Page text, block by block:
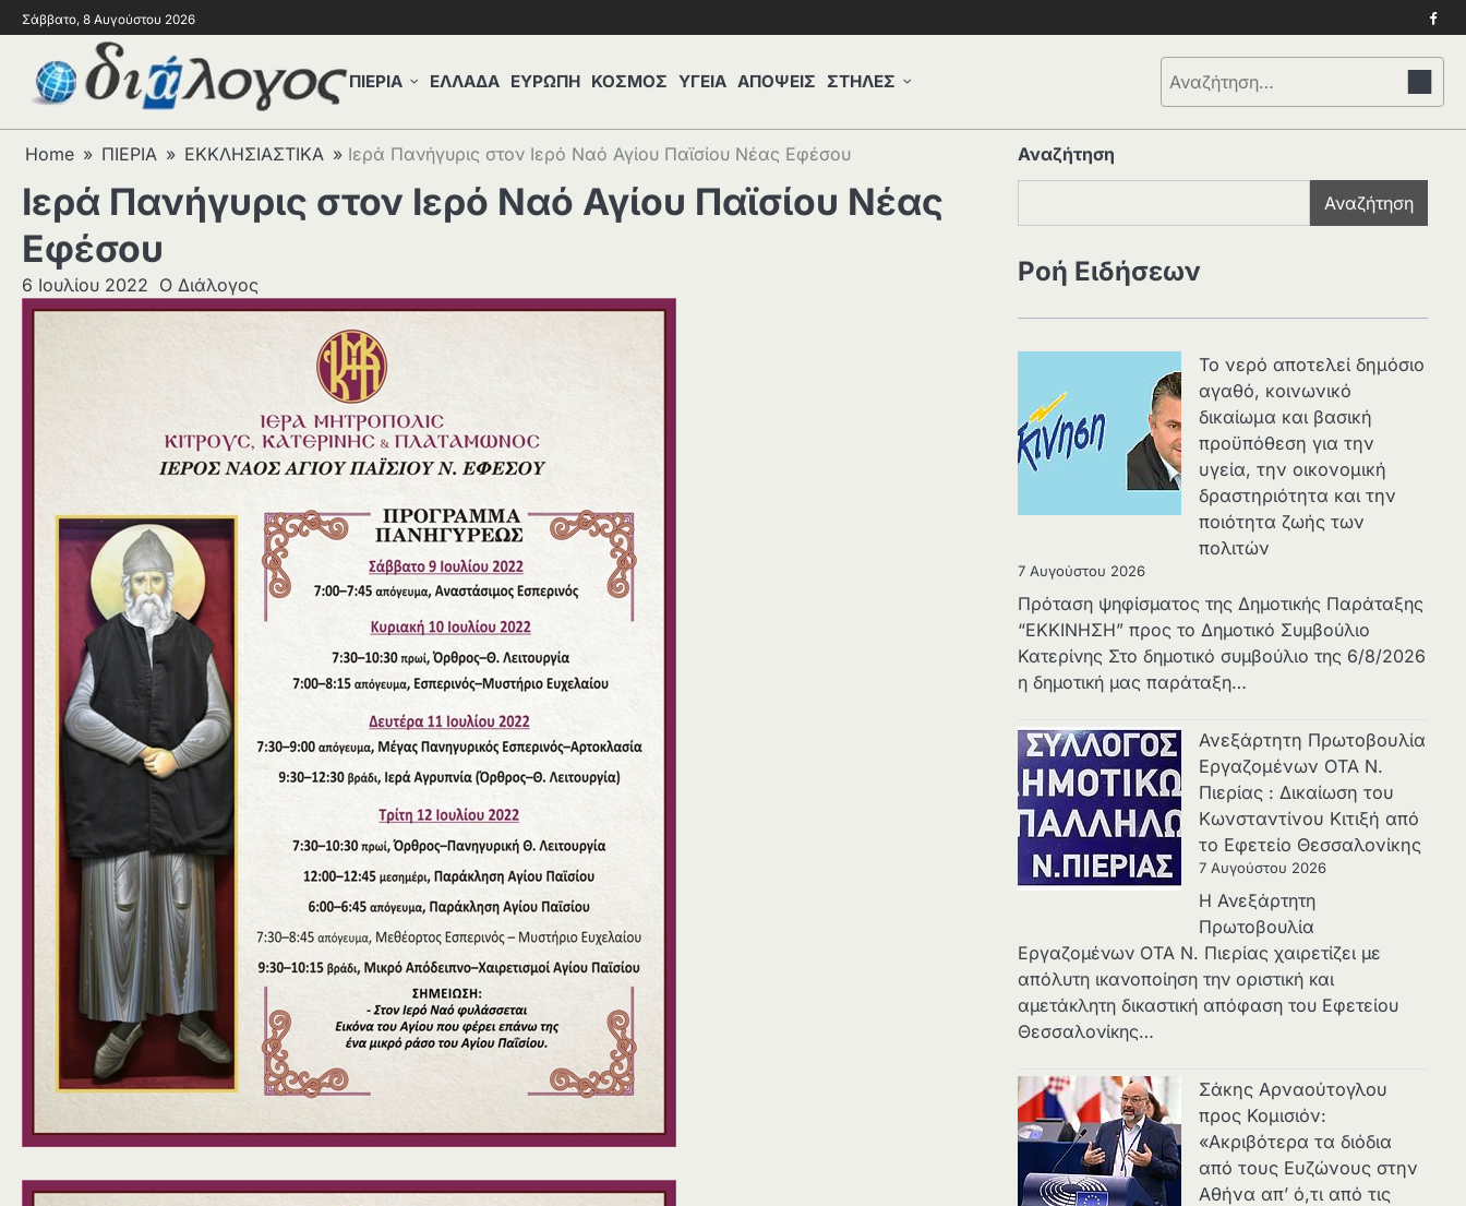
Σάββατο, 8 Αυγούστου 2026
ΠΙΕΡΙΑ ΕΛΛΑΔΑ ΕΥΡΩΠΗ ΚΟΣΜΟΣ ΥΓΕΙΑ ΑΠΟΨΕΙΣ ΣΤΗΛΕΣ
Αναζήτηση
για:
Home ΠΙΕΡΙΑ ΕΚΚΛΗΣΙΑΣΤΙΚΑ Ιερά Πανήγυρις στον Ιερό Ναό Αγίου Παϊσίου Νέας Εφέσου
Ιερά Πανήγυρις στον Ιερό Ναό Αγίου Παϊσίου Νέας
Εφέσου
6 Ιουλίου 2022 Ο Διάλογος
Αναζήτηση
Αναζήτηση
Ροή Ειδήσεων
Το νερό αποτελεί δημόσιο
αγαθό, κοινωνικό
δικαίωμα και βασική
προϋπόθεση για την
υγεία, την οικονομική
δραστηριότητα και την
ποιότητα ζωής των
πολιτών
7 Αυγούστου 2026
Πρόταση ψηφίσματος της Δημοτικής Παράταξης
“ΕΚΚΙΝΗΣΗ” προς το Δημοτικό Συμβούλιο
Κατερίνης Στο δημοτικό συμβούλιο της 6/8/2026
η δημοτική μας παράταξη…
Ανεξάρτητη Πρωτοβουλία
Εργαζομένων ΟΤΑ Ν.
Πιερίας : Δικαίωση του
Κωνσταντίνου Κιτιξή από
το Εφετείο Θεσσαλονίκης
7 Αυγούστου 2026
Η Ανεξάρτητη
Πρωτοβουλία
Εργαζομένων ΟΤΑ Ν. Πιερίας χαιρετίζει με
απόλυτη ικανοποίηση την οριστική και
αμετάκλητη δικαστική απόφαση του Εφετείου
Θεσσαλονίκης…
Σάκης Αρναούτογλου
προς Κομισιόν:
«Ακριβότερα τα διόδια
από τους Ευζώνους στην
Αθήνα απ’ ό,τι από τις